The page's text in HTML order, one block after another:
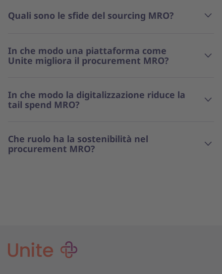
Quali sono le sfide del sourcing MRO?
In che modo una piattaforma come
Unite migliora il procurement MRO?
In che modo la digitalizzazione riduce la
tail spend MRO?
Che ruolo ha la sostenibilità nel
procurement MRO?